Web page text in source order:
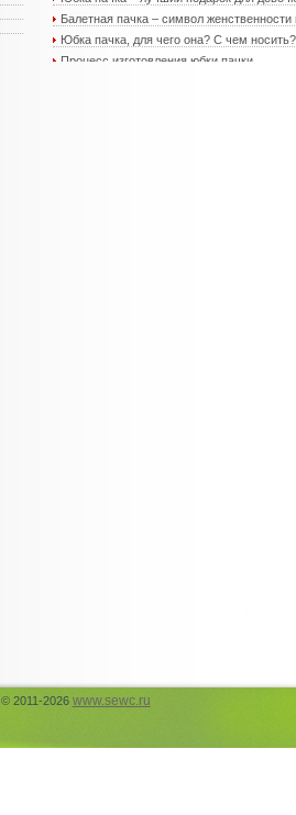
Балетная пачка – символ женственности
Юбка пачка, для чего она? С чем носить?
Процесс изготовления юбки пачки
© 2011-2026 www.sewc.ru